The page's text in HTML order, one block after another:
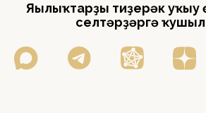
Яңылыҡтарҙы тиҙерәк уҡыу
селтәрҙәргә